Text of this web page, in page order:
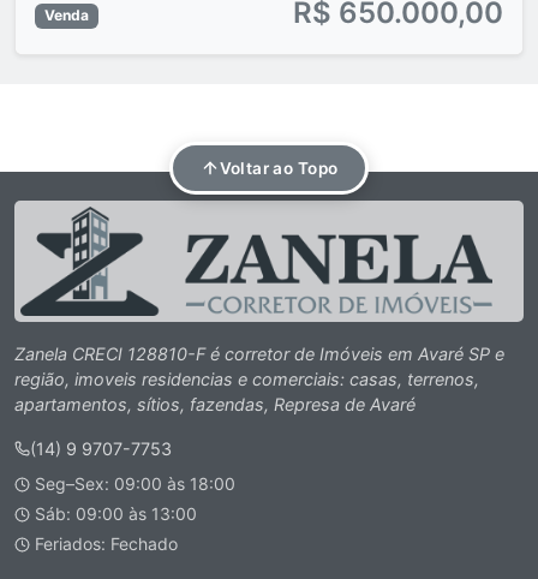
Venda R$ 650.000,00
Voltar ao Topo
Zanela CRECI 128810-F é corretor de Imóveis em Avaré SP e
região, imoveis residencias e comerciais: casas, terrenos,
apartamentos, sítios, fazendas, Represa de Avaré
(14) 9 9707-7753
Seg–Sex: 09:00 às 18:00
Sáb: 09:00 às 13:00
Feriados: Fechado